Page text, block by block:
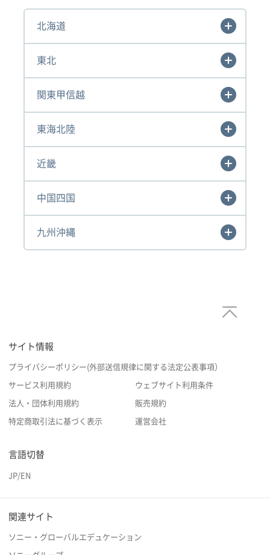
北海道
東北
関東甲信越
東海北陸
近畿
中国四国
九州沖縄
サイト情報
プライバシーポリシー(外部送信規律に関する法定公表事項）
サービス利用規約 ウェブサイト利用条件
法人・団体利用規約 販売規約
特定商取引法に基づく表示 運営会社
言語切替
JP/EN
関連サイト
ソニー・グローバルエデュケーション